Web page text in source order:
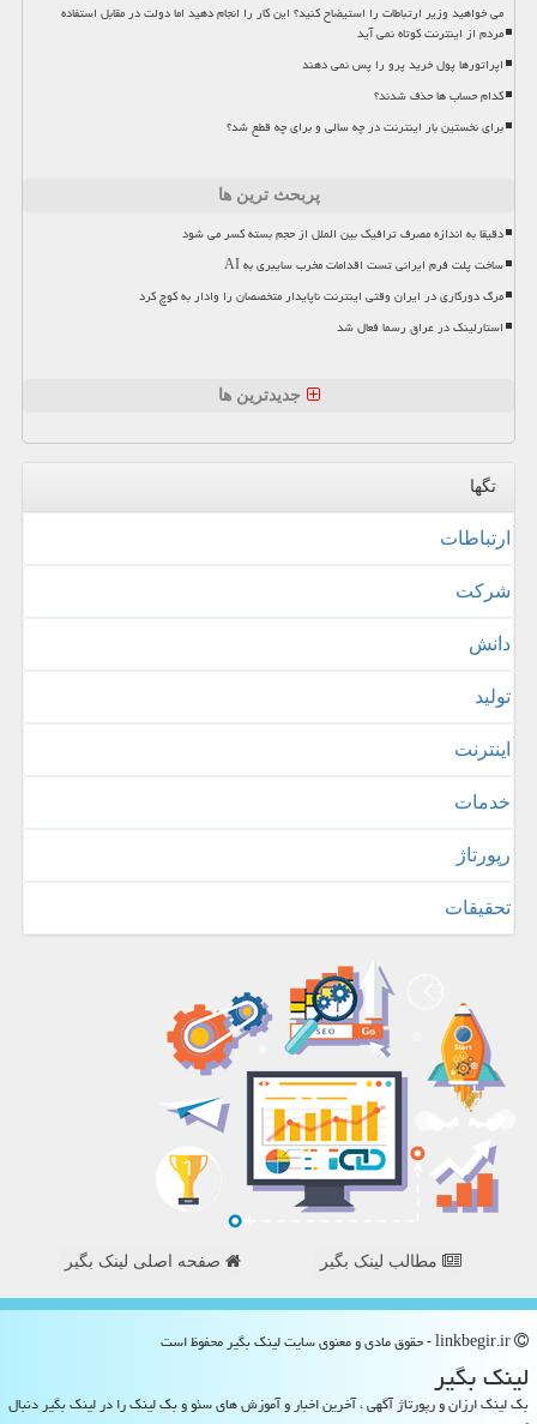
می خواهید وزیر ارتباطات را استیضاح کنید؟ این کار را انجام دهید اما دولت در مقابل استفاده
مردم از اینترنت کوتاه نمی آید
اپراتورها پول خرید پرو را پس نمی دهند
کدام حساب ها حذف شدند؟
برای نخستین بار اینترنت در چه سالی و برای چه قطع شد؟
پربحث ترین ها
دقیقا به اندازه مصرف ترافیک بین الملل از حجم بسته کسر می شود
ساخت پلت فرم ایرانی تست اقدامات مخرب سایبری به AI
مرگ دورکاری در ایران وقتی اینترنت ناپایدار متخصصان را وادار به کوچ کرد
استارلینک در عراق رسما فعال شد
جدیدترین ها
تگها
ارتباطات
شركت
دانش
تولید
اینترنت
خدمات
رپورتاژ
تحقیقات
مطالب لینک بگیر صفحه اصلی لینک بگیر
لینك بگیر
بک لینک ارزان و رپورتاژ آگهی ، آخرین اخبار و آموزش های سئو و بک لینک را در لینک بگیر دنبال